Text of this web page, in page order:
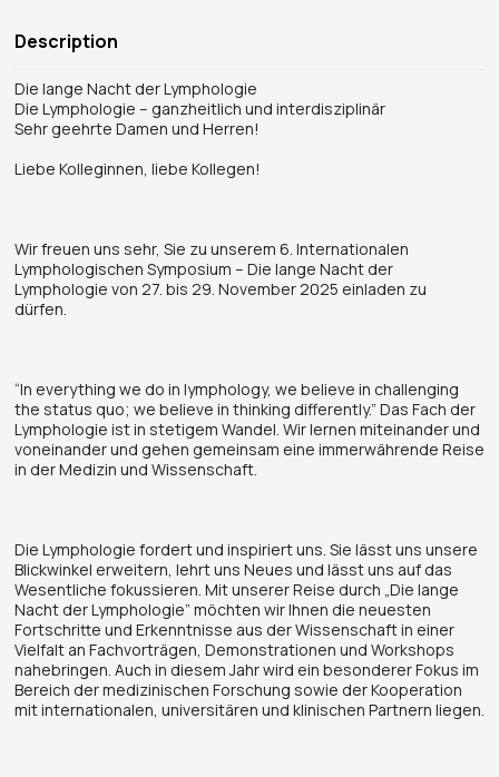
Description
Die lange Nacht der Lymphologie
Die Lymphologie – ganzheitlich und interdisziplinär
Sehr geehrte Damen und Herren!
Liebe Kolleginnen, liebe Kollegen!
Wir freuen uns sehr, Sie zu unserem 6. Internationalen
Lymphologischen Symposium – Die lange Nacht der
Lymphologie von 27. bis 29. November 2025 einladen zu
dürfen.
“In everything we do in lymphology, we believe in challenging
the status quo; we believe in thinking differently.” Das Fach der
Lymphologie ist in stetigem Wandel. Wir lernen miteinander und
voneinander und gehen gemeinsam eine immerwährende Reise
in der Medizin und Wissenschaft.
Die Lymphologie fordert und inspiriert uns. Sie lässt uns unsere
Blickwinkel erweitern, lehrt uns Neues und lässt uns auf das
Wesentliche fokussieren. Mit unserer Reise durch „Die lange
Nacht der Lymphologie” möchten wir Ihnen die neuesten
Fortschritte und Erkenntnisse aus der Wissenschaft in einer
Vielfalt an Fachvorträgen, Demonstrationen und Workshops
nahebringen. Auch in diesem Jahr wird ein besonderer Fokus im
Bereich der medizinischen Forschung sowie der Kooperation
mit internationalen, universitären und klinischen Partnern liegen.